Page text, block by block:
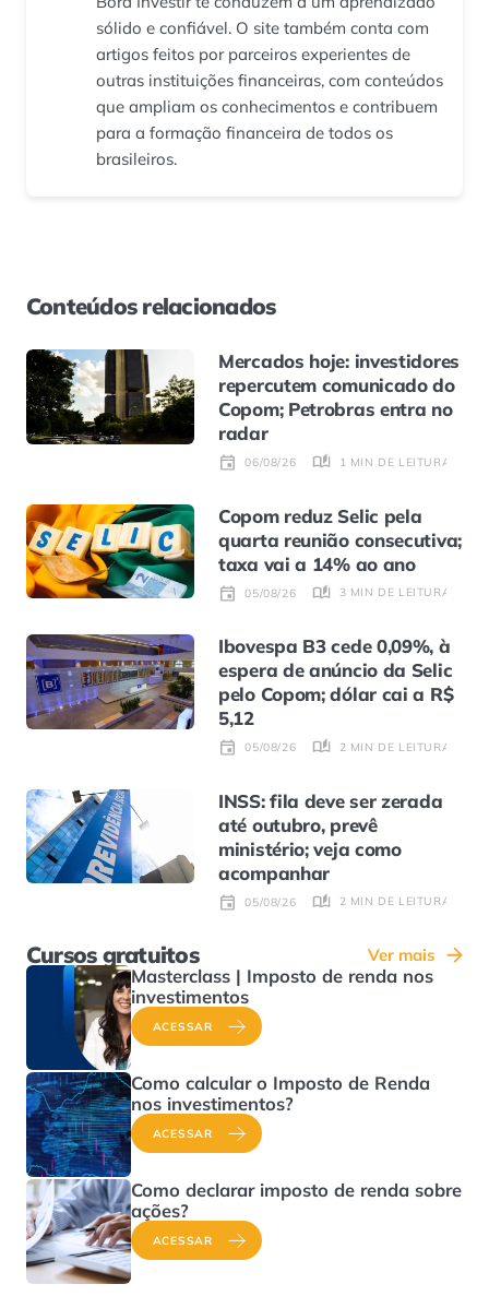
sólido e confiável. O site também conta com
artigos feitos por parceiros experientes de
outras instituições financeiras, com conteúdos
que ampliam os conhecimentos e contribuem
para a formação financeira de todos os
brasileiros.
Conteúdos relacionados
Mercados hoje: investidores
repercutem comunicado do
Copom; Petrobras entra no
radar
06/08/26 1 MIN DE LEITURA
Copom reduz Selic pela
quarta reunião consecutiva;
taxa vai a 14% ao ano
05/08/26 3 MIN DE LEITURA
Ibovespa B3 cede 0,09%, à
espera de anúncio da Selic
pelo Copom; dólar cai a R$
5,12
05/08/26 2 MIN DE LEITURA
INSS: fila deve ser zerada
até outubro, prevê
ministério; veja como
acompanhar
05/08/26 2 MIN DE LEITURA
Cursos gratuitos Ver mais
Masterclass | Imposto de renda nos
investimentos
ACESSAR
Como calcular o Imposto de Renda
nos investimentos?
ACESSAR
Como declarar imposto de renda sobre
ações?
ACESSAR